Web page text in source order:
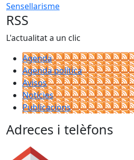
Sensellarisme
RSS
L'actualitat a un clic
Agenda
Agenda política
Avisos
Notícies
Publicacions
Adreces i telèfons